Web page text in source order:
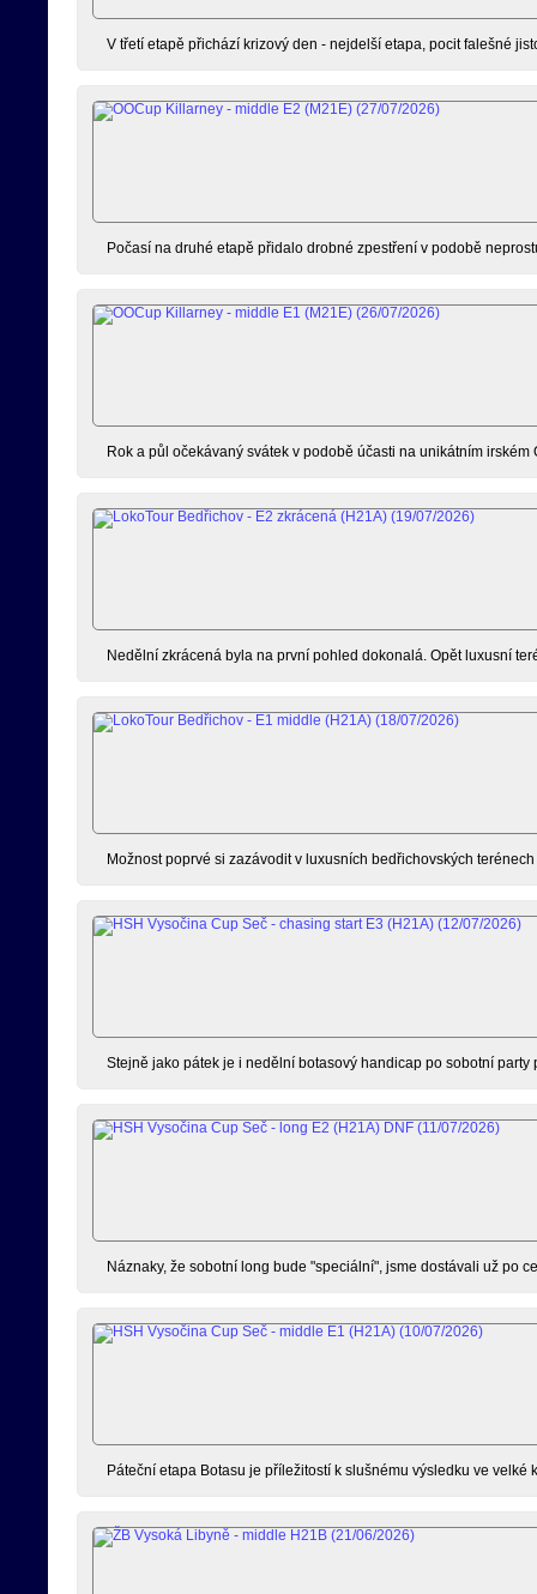
V třetí etapě přichází krizový den - nejdelší etapa, pocit falešné
Počasí na druhé etapě přidalo drobné zpestření v podobě
Rok a půl očekávaný svátek v podobě účasti na unikátním
Nedělní zkrácená byla na první pohled dokonalá. Opět luxusní
Možnost poprvé si zazávodit v luxusních bedřichovských
Stejně jako pátek je i nedělní botasový handicap po sobotní
Náznaky, že sobotní long bude "speciální", jsme dostávali už po
Páteční etapa Botasu je příležitostí k slušnému výsledku ve